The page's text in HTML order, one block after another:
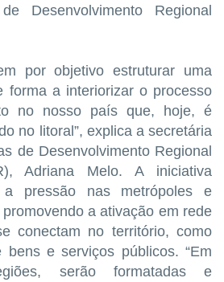
Desenvolvimento Regional
por objetivo estruturar uma
forma a interiorizar o processo
no nosso país que, hoje, é
no litoral”, explica a secretária
de Desenvolvimento Regional
Adriana Melo. A iniciativa
a pressão nas metrópoles e
a ativação em rede
conectam no território, como
bens e serviços públicos. “Em
serão formatadas e